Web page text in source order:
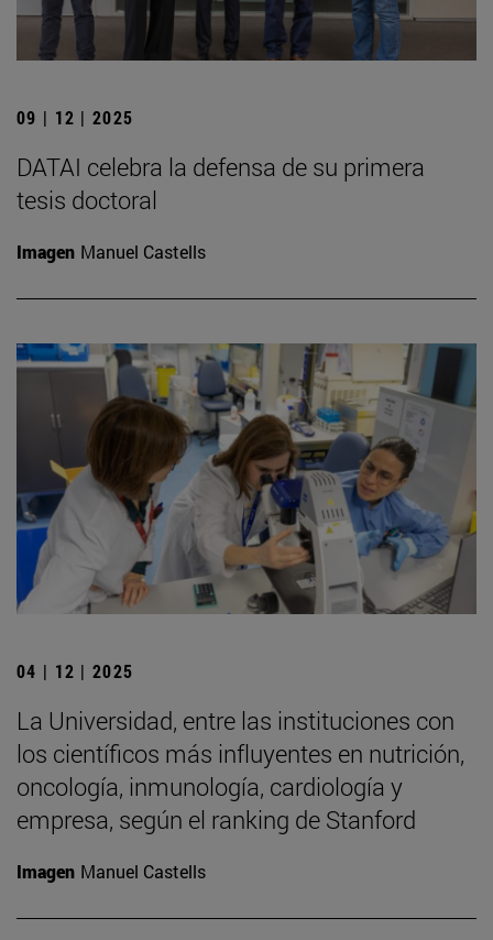
09 | 12 | 2025
DATAI celebra la defensa de su primera
tesis doctoral
Imagen Manuel Castells
04 | 12 | 2025
La Universidad, entre las instituciones con
los científicos más influyentes en nutrición,
oncología, inmunología, cardiología y
empresa, según el ranking de Stanford
Imagen Manuel Castells